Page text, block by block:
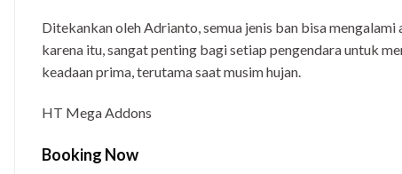
Ditekankan oleh Adrianto, semua jenis ban bisa
karena itu, sangat penting bagi setiap pengendara untuk
keadaan prima, terutama saat musim hujan.
HT Mega Addons
Booking Now